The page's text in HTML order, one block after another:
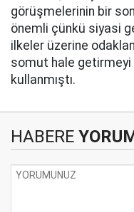
görüşmelerinin bir
önemli çünkü siyasi
ilkeler üzerine
somut hale getirmeyi
kullanmıştı.
HABERE